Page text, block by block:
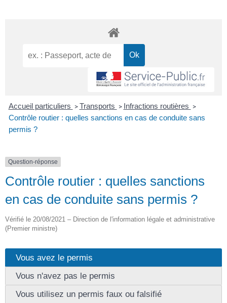
Accueil particuliers > Transports > Infractions routières >
Contrôle routier : quelles sanctions en cas de conduite sans
permis ?
Question-réponse
Contrôle routier : quelles sanctions
en cas de conduite sans permis ?
Vérifié le 20/08/2021 – Direction de l'information légale et administrative
(Premier ministre)
Vous avez le permis
Vous n'avez pas le permis
Vous utilisez un permis faux ou falsifié